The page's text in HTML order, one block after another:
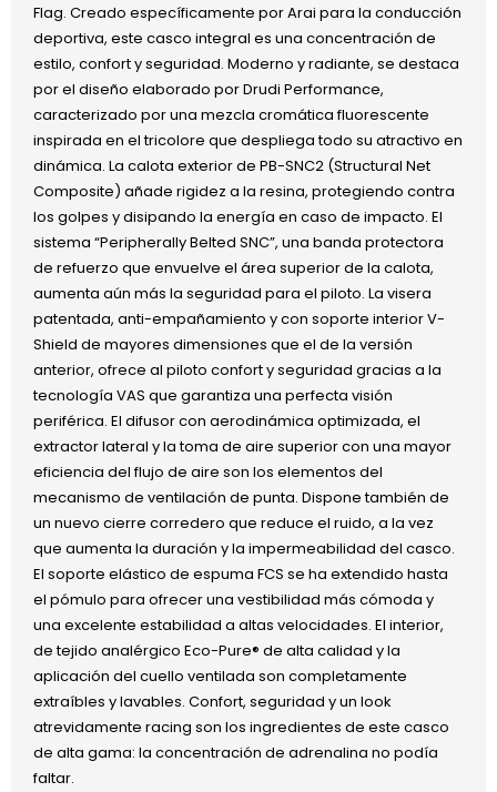
Flag. Creado específicamente por Arai para la conducción
deportiva, este casco integral es una concentración de
estilo, confort y seguridad. Moderno y radiante, se destaca
por el diseño elaborado por Drudi Performance,
caracterizado por una mezcla cromática fluorescente
inspirada en el tricolore que despliega todo su atractivo en
dinámica. La calota exterior de PB-SNC2 (Structural Net
Composite) añade rigidez a la resina, protegiendo contra
los golpes y disipando la energía en caso de impacto. El
sistema “Peripherally Belted SNC”, una banda protectora
de refuerzo que envuelve el área superior de la calota,
aumenta aún más la seguridad para el piloto. La visera
patentada, anti-empañamiento y con soporte interior V-
Shield de mayores dimensiones que el de la versión
anterior, ofrece al piloto confort y seguridad gracias a la
tecnología VAS que garantiza una perfecta visión
periférica. El difusor con aerodinámica optimizada, el
extractor lateral y la toma de aire superior con una mayor
eficiencia del flujo de aire son los elementos del
mecanismo de ventilación de punta. Dispone también de
un nuevo cierre corredero que reduce el ruido, a la vez
que aumenta la duración y la impermeabilidad del casco.
El soporte elástico de espuma FCS se ha extendido hasta
el pómulo para ofrecer una vestibilidad más cómoda y
una excelente estabilidad a altas velocidades. El interior,
de tejido analérgico Eco-Pure® de alta calidad y la
aplicación del cuello ventilada son completamente
extraíbles y lavables. Confort, seguridad y un look
atrevidamente racing son los ingredientes de este casco
de alta gama: la concentración de adrenalina no podía
faltar.